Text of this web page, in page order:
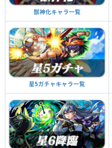
獣神化キャラ一覧
星5ガチャキャラ一覧